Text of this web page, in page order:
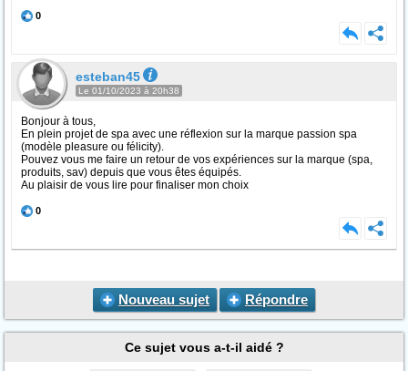
0
esteban45
Le 01/10/2023 à 20h38
Bonjour à tous,
En plein projet de spa avec une réflexion sur la marque passion spa
(modèle pleasure ou félicity).
Pouvez vous me faire un retour de vos expériences sur la marque (spa,
produits, sav) depuis que vous êtes équipés.
Au plaisir de vous lire pour finaliser mon choix
0
Nouveau sujet Répondre
Ce sujet vous a-t-il aidé ?